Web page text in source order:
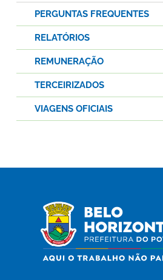
PERGUNTAS FREQUENTES
RELATÓRIOS
REMUNERAÇÃO
TERCEIRIZADOS
VIAGENS OFICIAIS